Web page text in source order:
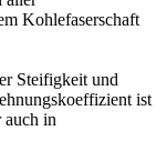
Kohlefaserschaft
Steifigkeit und
ist
auch in